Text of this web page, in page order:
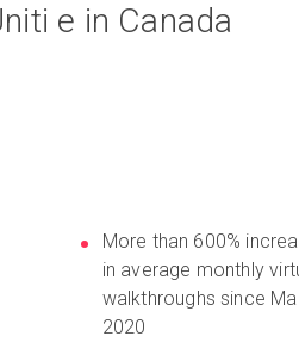
e in Canada
More than 600%
in average monthly
walkthroughs since
2020